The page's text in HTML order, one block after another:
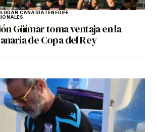
GRAN CANARIATENERIFE
Güímar toma ventaja en la
de Copa del Rey